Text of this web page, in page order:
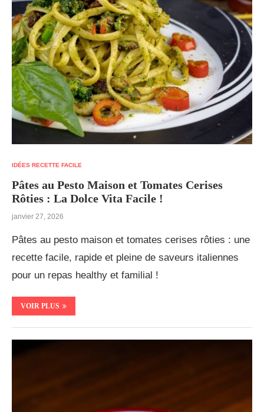
IDÉES RECETTE FACILE
Pâtes au Pesto Maison et Tomates Cerises
Rôties : La Dolce Vita Facile !
janvier 27, 2026
Pâtes au pesto maison et tomates cerises rôties : une
recette facile, rapide et pleine de saveurs italiennes
pour un repas healthy et familial !
VOIR PLUS